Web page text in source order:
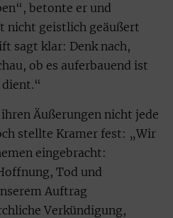
betonte er und
nicht geistlich geäußert
sagt klar: Denk nach,
ob es auferbauend ist
dient.“
Äußerungen nicht jede
stellte Kramer fest: „Wir
eingebracht:
Tod und
Auftrag
Verkündigung,